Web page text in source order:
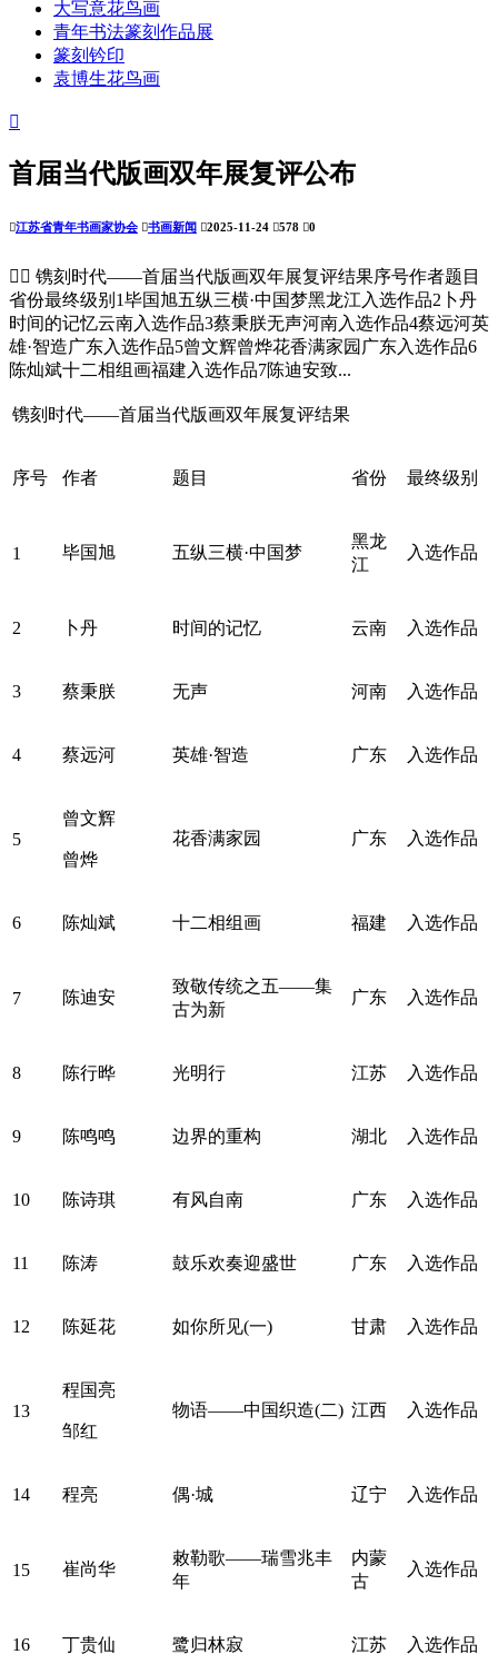
大写意花鸟画
青年书法篆刻作品展
篆刻钤印
袁博生花鸟画

首届当代版画双年展复评公布
江苏省青年书画家协会 书画新闻 2025-11-24 578 0
  镌刻时代——首届当代版画双年展复评结果序号作者题目
省份最终级别1毕国旭五纵三横·中国梦黑龙江入选作品2卜丹
时间的记忆云南入选作品3蔡秉朕无声河南入选作品4蔡远河英
雄·智造广东入选作品5曾文辉曾烨花香满家园广东入选作品6
陈灿斌十二相组画福建入选作品7陈迪安致...
镌刻时代——首届当代版画双年展复评结果
序号 作者 题目 省份 最终级别
1 毕国旭 五纵三横·中国梦
黑龙
江
入选作品
2 卜丹 时间的记忆 云南 入选作品
3 蔡秉朕 无声 河南 入选作品
4 蔡远河 英雄·智造 广东 入选作品
5
曾文辉
曾烨
花香满家园 广东 入选作品
6 陈灿斌 十二相组画 福建 入选作品
7 陈迪安
致敬传统之五——集
古为新
广东 入选作品
8 陈行晔 光明行 江苏 入选作品
9 陈鸣鸣 边界的重构 湖北 入选作品
10 陈诗琪 有风自南 广东 入选作品
11 陈涛 鼓乐欢奏迎盛世 广东 入选作品
12 陈延花 如你所见(一) 甘肃 入选作品
13
程国亮
邹红
物语——中国织造(二) 江西 入选作品
14 程亮 偶·城 辽宁 入选作品
15 崔尚华
敕勒歌——瑞雪兆丰
年
内蒙
古
入选作品
16 丁贵仙 鹭归林寂 江苏 入选作品